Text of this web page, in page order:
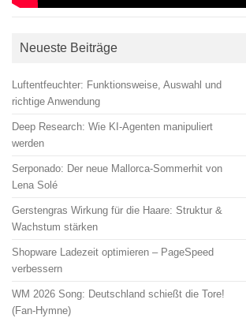
Neueste Beiträge
Luftentfeuchter: Funktionsweise, Auswahl und
richtige Anwendung
Deep Research: Wie KI-Agenten manipuliert
werden
Serponado: Der neue Mallorca-Sommerhit von
Lena Solé
Gerstengras Wirkung für die Haare: Struktur &
Wachstum stärken
Shopware Ladezeit optimieren – PageSpeed
verbessern
WM 2026 Song: Deutschland schießt die Tore!
(Fan-Hymne)